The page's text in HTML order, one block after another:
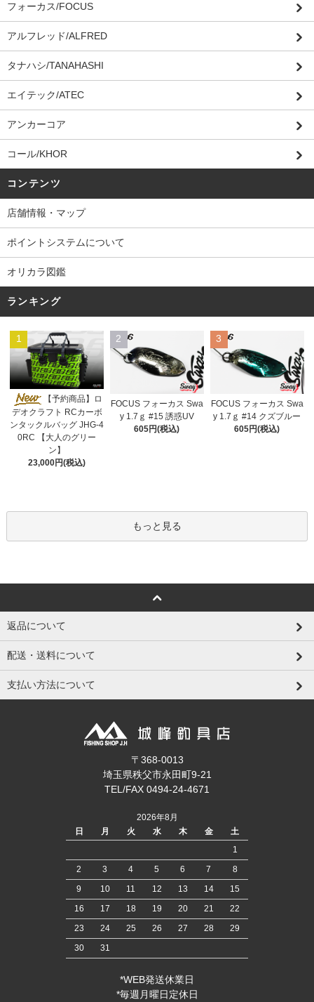
フォーカス/FOCUS
アルフレッド/ALFRED
タナハシ/TANAHASHI
エイテック/ATEC
アンカーコア
コール/KHOR
コンテンツ
店舗情報・マップ
ポイントシステムについて
オリカラ図鑑
ランキング
1
【予約商品】ロ
デオクラフト RCカーボ
ンタックルバッグ JHG-4
0RC 【大人のグリー
ン】
23,000円(税込)
2
FOCUS フォーカス Swa
y 1.7ｇ #15 誘惑UV
605円(税込)
3
FOCUS フォーカス Swa
y 1.7ｇ #14 クズブルー
605円(税込)
もっと見る
返品について
配送・送料について
支払い方法について
〒368-0013
埼玉県秩父市永田町9-21
TEL/FAX 0494-24-4671
2026年8月
日
月 火 水 木 金
土
1
2
3 4 5 6 7
8
9
10 11 12 13 14
15
16
17 18 19 20 21
22
23
24 25 26 27 28
29
30
31
*WEB発送休業日
*毎週月曜日定休日